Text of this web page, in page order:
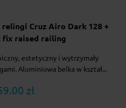
Cruz Airo Dark 128 +
fix raised railing
estetyczny i wytrzymały
Aluminiowa belka w kształ...
zł